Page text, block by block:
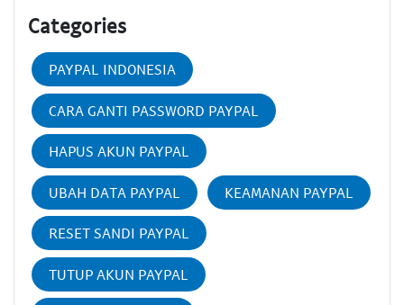
Categories
PAYPAL INDONESIA
CARA GANTI PASSWORD PAYPAL
HAPUS AKUN PAYPAL
UBAH DATA PAYPAL KEAMANAN PAYPAL
RESET SANDI PAYPAL
TUTUP AKUN PAYPAL